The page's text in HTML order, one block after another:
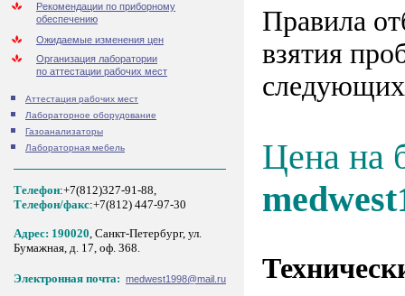
Рекомендации по приборному
обеспечению
Ожидаемые изменения цен
Организация лаборатории
по аттестации рабочих мест
Аттестация рабочих мест
Лабораторное оборудование
Газоанализаторы
Лабораторная мебель
Телефон:+7(812)327-91-88,
Tелефон/факс:+7(812) 447-97-30
Адрес: 190020, Санкт-Петербург, ул.
Бумажная, д. 17, оф. 368.
Электронная почта: medwest1998@mail.ru
Правила
взятия
Цена на